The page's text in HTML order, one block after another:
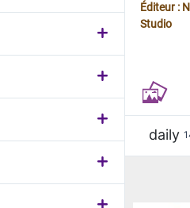
Éditeur :
Studio
daily